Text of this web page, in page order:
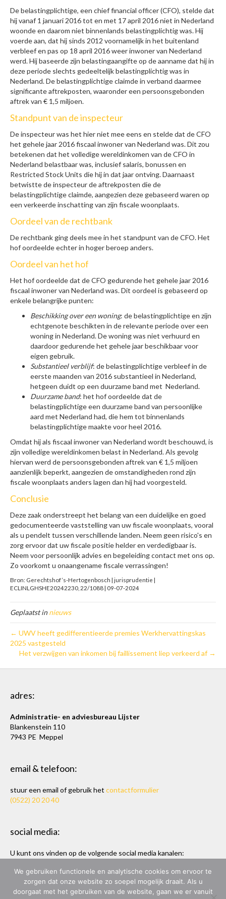
De belastingplichtige, een chief financial officer (CFO), stelde dat
hij vanaf 1 januari 2016 tot en met 17 april 2016 niet in Nederland
woonde en daarom niet binnenlands belastingplichtig was. Hij
voerde aan, dat hij sinds 2012 voornamelijk in het buitenland
verbleef en pas op 18 april 2016 weer inwoner van Nederland
werd. Hij baseerde zijn belastingaangifte op de aanname dat hij in
deze periode slechts gedeeltelijk belastingplichtig was in
Nederland. De belastingplichtige claimde in verband daarmee
significante aftrekposten, waaronder een persoonsgebonden
aftrek van € 1,5 miljoen.
Standpunt van de inspecteur
De inspecteur was het hier niet mee eens en stelde dat de CFO
het gehele jaar 2016 fiscaal inwoner van Nederland was. Dit zou
betekenen dat het volledige wereldinkomen van de CFO in
Nederland belastbaar was, inclusief salaris, bonussen en
Restricted Stock Units die hij in dat jaar ontving. Daarnaast
betwistte de inspecteur de aftrekposten die de
belastingplichtige claimde, aangezien deze gebaseerd waren op
een verkeerde inschatting van zijn fiscale woonplaats.
Oordeel van de rechtbank
De rechtbank ging deels mee in het standpunt van de CFO. Het
hof oordeelde echter in hoger beroep anders.
Oordeel van het hof
Het hof oordeelde dat de CFO gedurende het gehele jaar 2016
fiscaal inwoner van Nederland was. Dit oordeel is gebaseerd op
enkele belangrijke punten:
Beschikking over een woning: de belastingplichtige en zijn
echtgenote beschikten in de relevante periode over een
woning in Nederland. De woning was niet verhuurd en
daardoor gedurende het gehele jaar beschikbaar voor
eigen gebruik.
Substantieel verblijf: de belastingplichtige verbleef in de
eerste maanden van 2016 substantieel in Nederland,
hetgeen duidt op een duurzame band met Nederland.
Duurzame band: het hof oordeelde dat de
belastingplichtige een duurzame band van persoonlijke
aard met Nederland had, die hem tot binnenlands
belastingplichtige maakte voor heel 2016.
Omdat hij als fiscaal inwoner van Nederland wordt beschouwd, is
zijn volledige wereldinkomen belast in Nederland. Als gevolg
hiervan werd de persoonsgebonden aftrek van € 1,5 miljoen
aanzienlijk beperkt, aangezien de omstandigheden rond zijn
fiscale woonplaats anders lagen dan hij had voorgesteld.
Conclusie
Deze zaak onderstreept het belang van een duidelijke en goed
gedocumenteerde vaststelling van uw fiscale woonplaats, vooral
als u pendelt tussen verschillende landen. Neem geen risico's en
zorg ervoor dat uw fiscale positie helder en verdedigbaar is.
Neem voor persoonlijk advies en begeleiding contact met ons op.
Zo voorkomt u onaangename fiscale verrassingen!
Bron: Gerechtshof ‘s-Hertogenbosch | jurisprudentie |
ECLINLGHSHE20242230, 22/1088 | 09-07-2024
Geplaatst innieuws
← UWV heeft gedifferentieerde premies Werkhervattingskas
2025 vastgesteld
Het verzwijgen van inkomen bij faillissement liep verkeerd af →
adres:
Administratie- en adviesbureau Lijster
Blankenstein 110
7943 PE Meppel
email & telefoon:
stuur een email of gebruik het contactformulier
(0522) 20 20 40
social media:
U kunt ons vinden op de volgende social media kanalen:
We gebruiken functionele en analytische cookies om ervoor te
zorgen dat onze website zo soepel mogelijk draait. Als u
doorgaat met het gebruiken van de website, gaan we er vanuit